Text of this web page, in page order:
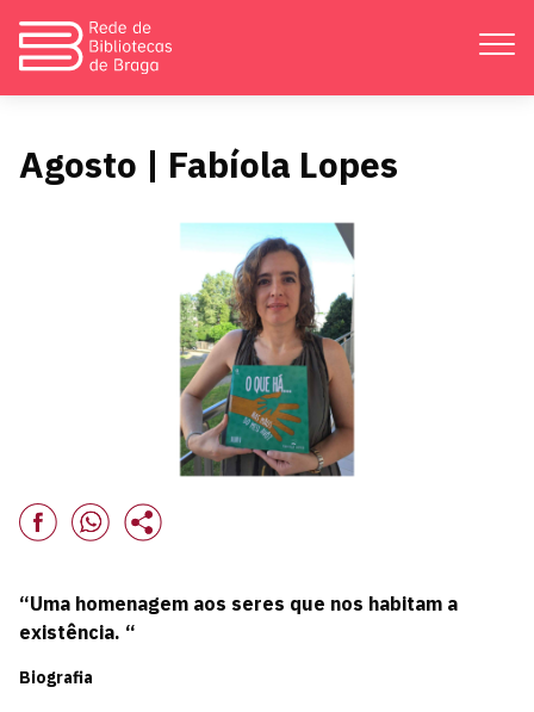
Bibliotecas
Divulgação
Catálogos
Agosto | Fabíola Lopes
“Uma homenagem aos seres que nos habitam a
existência. “
Biografia